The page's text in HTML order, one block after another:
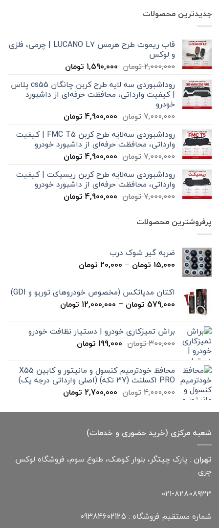
جدیدترین محصولات
قاب ریموت طرح هرمس LUCANO L7 | چرمی، فلزی
و لوکس
2,000,000تومان قیمت
2,000,000 تومان
بود.
1,590,000 تومانقیمت
1,590,000 تومان
است.
روداشبوردی سه‌ لایه طرح کربن چانگان cs55 پلاس
| کیفیت وارداتی، محافظت حرفه‌ای از داشبورد
خودرو
7,000,000تومان قیمت
7,000,000 تومان
بود.
4,900,000 تومانقیمت
4,900,000 تومان
است.
روداشبوردی سه‌لایه طرح کربن FMC T5 | کیفیت
وارداتی، محافظت حرفه‌ای از داشبورد خودرو
7,000,000تومان قیمت
7,000,000 تومان
بود.
4,900,000 تومانقیمت
4,900,000 تومان
است.
روداشبوردی سه‌لایه طرح کربن ریسپکت | کیفیت
وارداتی، محافظت حرفه‌ای از داشبورد خودرو
7,000,000تومان قیمت
4,900,000 تومانقیمت
پرفروشترین محصولات
ضربه گیر شوک درب
15,000 تومان –
20,000 تومان
تا
20,000 تومان
اکتان مدپاتکس (مخصوص خودروهای توربو و GDI)
579,000 تومان –
12,000,000 تومان
تا
براش تمیزکاری خودرو | دستیار نظافت خودرو
300,000تومان قیمت
بود.
199,000 تومانقیمت
است. محافظ خودترمیم کنسول و مانیتور و کابین X55
PRO اکسلنت (37 تکه) (اصلی وارداتی درجه یک)
4,000,000تومان قیمت
4,000,000 تومان
2,700,000 تومانقیمت
2,700,000 تومان
شعبه مرکزی (خرید حضوری و خدمات)
تهران : پارک چیتگر، بلوار کوهک، طلوع سوم، فروشگاه لوکس
چری
021-82808933
شماره مستقیم فروشگاه : 09384602125